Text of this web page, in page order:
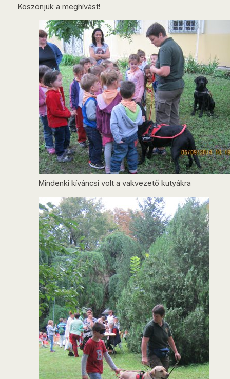
Köszönjük a meghívást!
Mindenki kíváncsi volt a vakvezető kutyákra